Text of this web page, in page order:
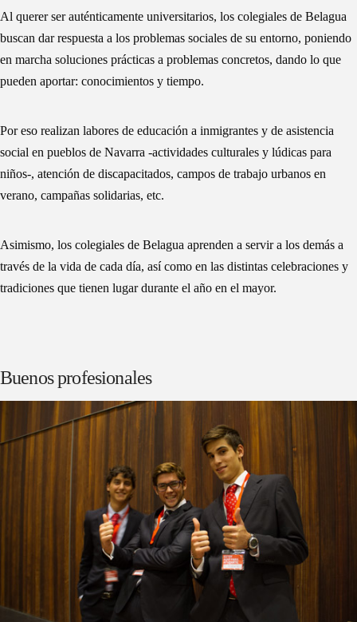
Al querer ser auténticamente universitarios, los colegiales de Belagua
buscan dar respuesta a los problemas sociales de su entorno, poniendo
en marcha soluciones prácticas a problemas concretos, dando lo que
pueden aportar: conocimientos y tiempo.
Por eso realizan labores de educación a inmigrantes y de asistencia
social en pueblos de Navarra -actividades culturales y lúdicas para
niños-, atención de discapacitados, campos de trabajo urbanos en
verano, campañas solidarias, etc.
Asimismo, los colegiales de Belagua aprenden a servir a los demás a
través de la vida de cada día, así como en las distintas celebraciones y
tradiciones que tienen lugar durante el año en el mayor.
Buenos profesionales